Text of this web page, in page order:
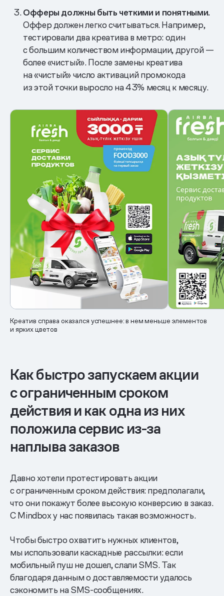
Офферы должны быть четкими и понятными.
Оффер должен легко считываться. Например,
тестировали два креатива в метро: один
с большим количеством информации, другой —
более «чистый». После замены креатива
на «чистый» число активаций промокода
из этой точки выросло на 43% месяц к месяцу.
Креатив справа оказался успешнее: в нем меньше элементов
и ярких цветов
Как быстро запускаем акции
с ограниченным сроком
действия и как одна из них
положила сервис из-за
наплыва заказов
Давно хотели протестировать акции
с ограниченным сроком действия: предполагали,
что они покажут более высокую конверсию в заказ.
С Mindbox у нас появилась такая возможность.
Чтобы быстро охватить нужных клиентов,
мы использовали каскадные рассылки: если
мобильный пуш не дошел, слали SMS. Так
благодаря данным о доставляемости удалось
сэкономить на SMS-сообщениях.